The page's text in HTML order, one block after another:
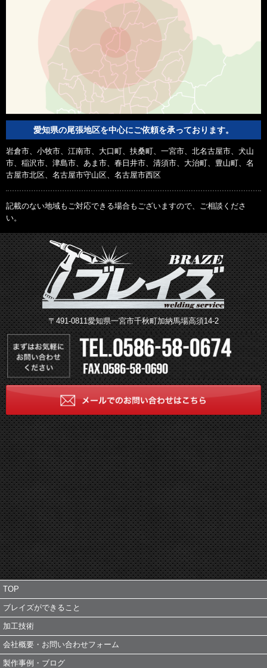
愛知県の尾張地区を中心にご依頼を承っております。
岩倉市、小牧市、江南市、大口町、扶桑町、一宮市、北名古屋市、犬山
市、稲沢市、津島市、あま市、春日井市、清須市、大治町、豊山町、名
古屋市北区、名古屋市守山区、名古屋市西区
記載のない地域もご対応できる場合もございますので、ご相談くださ
い。
〒491-0811愛知県一宮市千秋町加納馬場高須14-2
TOP
ブレイズができること
加工技術
会社概要・お問い合わせフォーム
製作事例・ブログ